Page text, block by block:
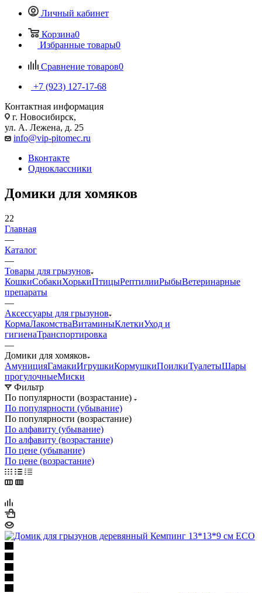
Личный кабинет
Корзина0
Избранные товары0
Сравнение товаров0
+7 (923) 127-17-68
Контактная информация
г. Новосибирск,
ул. А. Лежена, д. 25
info@vip-pitomec.ru
Вконтакте
Одноклассники
Домики для хомяков
22
Главная
—
Каталог
—
Товары для грызунов
КошкиСобакиХорькиПтицыРептилииРыбыВетеринарные
препараты
—
Аксессуары для грызунов
КормаЛакомстваВитаминыКлеткиУход и
гигиенаТранспортировка
—
Домики для хомяков
АмуницияГамакиИгрушкиКормушкиПоилкиТуалетыШары
прогулочныеМиски
Фильтр
По популярности (возрастание)
По популярности (убывание)
По популярности (возрастание)
По алфавиту (убывание)
По алфавиту (возрастание)
По цене (убывание)
По цене (возрастание)